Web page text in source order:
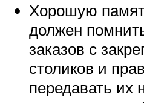
Хорошую
должен
заказов с
столиков и
передавать их